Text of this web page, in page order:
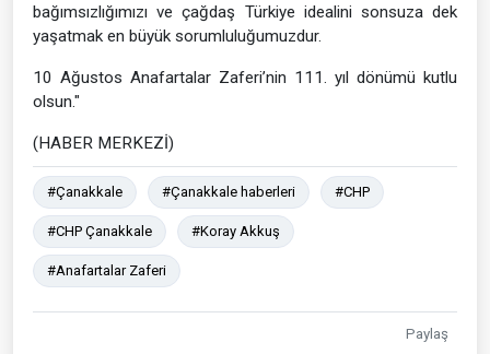
bağımsızlığımızı ve çağdaş Türkiye idealini sonsuza dek
yaşatmak en büyük sorumluluğumuzdur.
10 Ağustos Anafartalar Zaferi’nin 111. yıl dönümü kutlu
olsun."
(HABER MERKEZİ)
#Çanakkale #Çanakkale haberleri #CHP
#CHP Çanakkale #Koray Akkuş
#Anafartalar Zaferi
Paylaş